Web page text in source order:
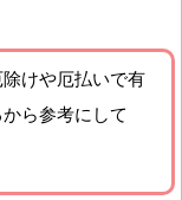
けや厄払いで有
から参考にして